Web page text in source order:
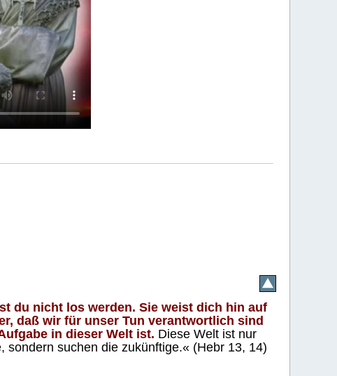
du nicht los werden. Sie weist dich hin auf
daß wir für unser Tun verantwortlich sind
in dieser Welt ist. Diese Welt ist nur
suchen die zukünftige.« (Hebr 13, 14)